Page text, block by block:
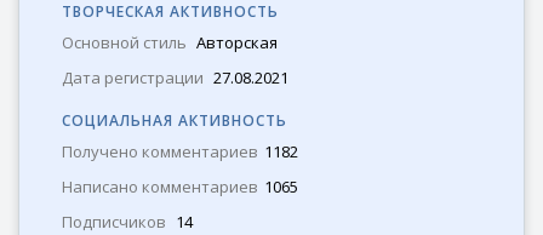
ТВОРЧЕСКАЯ АКТИВНОСТЬ
Основной стиль Авторская
Дата регистрации 27.08.2021
СОЦИАЛЬНАЯ АКТИВНОСТЬ
Получено комментариев 1182
Написано комментариев 1065
Подписчиков 14